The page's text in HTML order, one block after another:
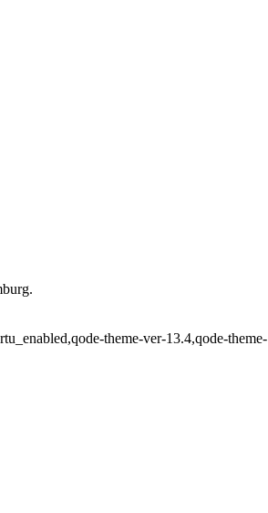
theme-ver-13.4,qode-theme-